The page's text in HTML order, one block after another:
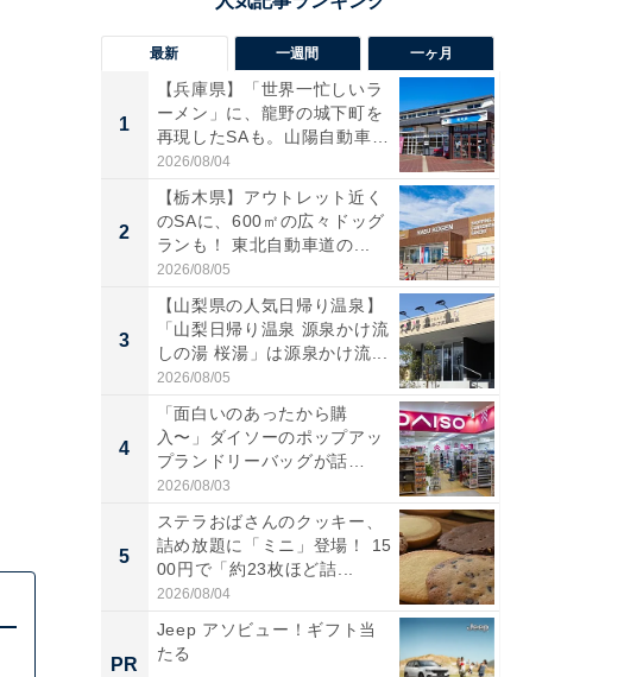
最新 一週間 一ヶ月
1
【兵庫県】「世界一忙しいラ
ーメン」に、龍野の城下町を
再現したSAも。山陽自動車
道...
2026/08/04
2
【栃木県】アウトレット近く
のSAに、600㎡の広々ドッグ
ランも！ 東北自動車道の...
2026/08/05
3
【山梨県の人気日帰り温泉】
「山梨日帰り温泉 源泉かけ流
しの湯 桜湯」は源泉かけ流...
2026/08/05
4
「面白いのあったから購
入〜」ダイソーのポップアッ
プランドリーバッグが話
題。“さま...
2026/08/03
5
ステラおばさんのクッキー、
詰め放題に「ミニ」登場！ 15
00円で「約23枚ほど詰...
2026/08/04
PR
Jeep アソビュー！ギフト当
たる